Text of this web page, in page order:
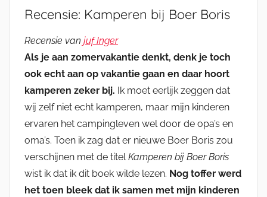
Recensie: Kamperen bij Boer Boris
Recensie van juf Inger
Als je aan zomervakantie denkt, denk je toch
ook echt aan op vakantie gaan en daar hoort
kamperen zeker bij. Ik moet eerlijk zeggen dat
wij zelf niet echt kamperen, maar mijn kinderen
ervaren het campingleven wel door de opa’s en
oma’s. Toen ik zag dat er nieuwe Boer Boris zou
verschijnen met de titelKamperen bij Boer Boris
wist ik dat ik dit boek wilde lezen. Nog toffer werd
het toen bleek dat ik samen met mijn kinderen